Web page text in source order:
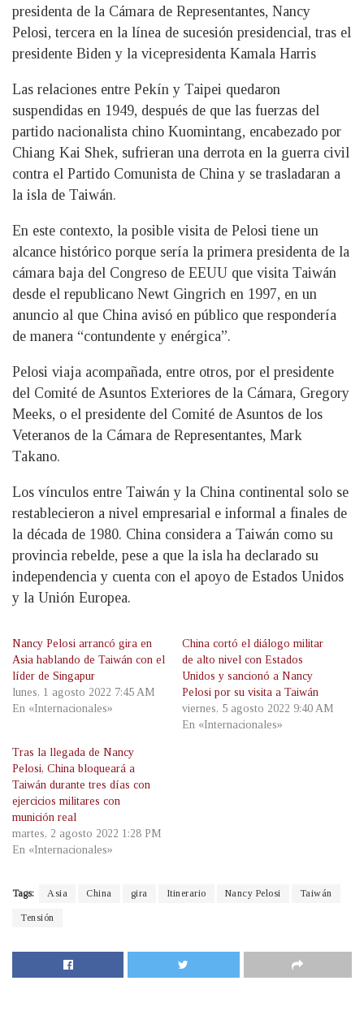
presidenta de la Cámara de Representantes, Nancy
Pelosi, tercera en la línea de sucesión presidencial, tras el
presidente Biden y la vicepresidenta Kamala Harris
Las relaciones entre Pekín y Taipei quedaron
suspendidas en 1949, después de que las fuerzas del
partido nacionalista chino Kuomintang, encabezado por
Chiang Kai Shek, sufrieran una derrota en la guerra civil
contra el Partido Comunista de China y se trasladaran a
la isla de Taiwán.
En este contexto, la posible visita de Pelosi tiene un
alcance histórico porque sería la primera presidenta de la
cámara baja del Congreso de EEUU que visita Taiwán
desde el republicano Newt Gingrich en 1997, en un
anuncio al que China avisó en público que respondería
de manera “contundente y enérgica”.
Pelosi viaja acompañada, entre otros, por el presidente
del Comité de Asuntos Exteriores de la Cámara, Gregory
Meeks, o el presidente del Comité de Asuntos de los
Veteranos de la Cámara de Representantes, Mark
Takano.
Los vínculos entre Taiwán y la China continental solo se
restablecieron a nivel empresarial e informal a finales de
la década de 1980. China considera a Taiwán como su
provincia rebelde, pese a que la isla ha declarado su
independencia y cuenta con el apoyo de Estados Unidos
y la Unión Europea.
Nancy Pelosi arrancó gira en
Asia hablando de Taiwán con el
líder de Singapur
lunes, 1 agosto 2022 7:45 AM
En «Internacionales»
China cortó el diálogo militar
de alto nivel con Estados
Unidos y sancionó a Nancy
Pelosi por su visita a Taiwán
viernes, 5 agosto 2022 9:40 AM
En «Internacionales»
Tras la llegada de Nancy
Pelosi, China bloqueará a
Taiwán durante tres días con
ejercicios militares con
munición real
martes, 2 agosto 2022 1:28 PM
En «Internacionales»
Tags: Asia China gira Itinerario Nancy Pelosi Taiwán
Tensión